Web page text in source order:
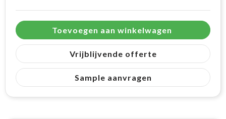
Toevoegen aan winkelwagen
Vrijblijvende offerte
Sample aanvragen